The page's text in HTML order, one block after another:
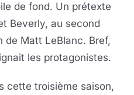
de fond. Un prétexte
Beverly, au second
de Matt LeBlanc. Bref,
les protagonistes.
cette troisième saison,